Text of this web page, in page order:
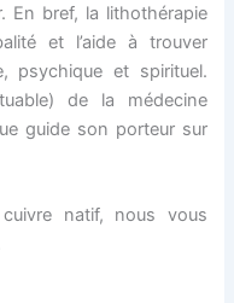
En bref, la lithothérapie
et l’aide à trouver
psychique et spirituel.
de la médecine
guide son porteur sur
natif, nous vous